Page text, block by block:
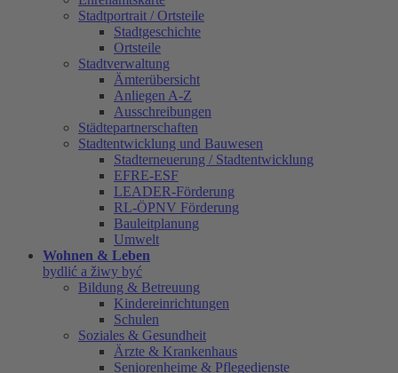
Stadtportrait / Ortsteile
Stadtgeschichte
Ortsteile
Stadtverwaltung
Ämterübersicht
Anliegen A-Z
Ausschreibungen
Städtepartnerschaften
Stadtentwicklung und Bauwesen
Stadterneuerung / Stadtentwicklung
EFRE-ESF
LEADER-Förderung
RL-ÖPNV Förderung
Bauleitplanung
Umwelt
Wohnen & Leben
bydlić a žiwy być
Bildung & Betreuung
Kindereinrichtungen
Schulen
Soziales & Gesundheit
Ärzte & Krankenhaus
Seniorenheime & Pflegedienste